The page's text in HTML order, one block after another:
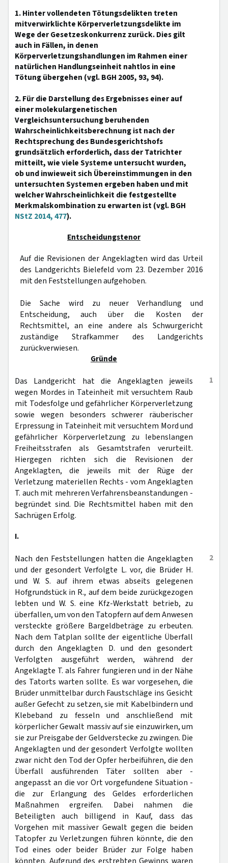
1. Hinter vollendeten Tötungsdelikten treten
mitverwirklichte Körperverletzungsdelikte im
Wege der Gesetzeskonkurrenz zurück. Dies gilt
auch in Fällen, in denen
Körperverletzungshandlungen im Rahmen einer
natürlichen Handlungseinheit nahtlos in eine
Tötung übergehen (vgl. BGH 2005, 93, 94).
2. Für die Darstellung des Ergebnisses einer auf
einer molekulargenetischen
Vergleichsuntersuchung beruhenden
Wahrscheinlichkeitsberechnung ist nach der
Rechtsprechung des Bundesgerichtshofs
grundsätzlich erforderlich, dass der Tatrichter
mitteilt, wie viele Systeme untersucht wurden,
ob und inwieweit sich Übereinstimmungen in den
untersuchten Systemen ergeben haben und mit
welcher Wahrscheinlichkeit die festgestellte
Merkmalskombination zu erwarten ist (vgl. BGH
NStZ 2014, 477).
Entscheidungstenor
Auf die Revisionen der Angeklagten wird das Urteil
des Landgerichts Bielefeld vom 23. Dezember 2016
mit den Feststellungen aufgehoben.
Die Sache wird zu neuer Verhandlung und
Entscheidung, auch über die Kosten der
Rechtsmittel, an eine andere als Schwurgericht
zuständige Strafkammer des Landgerichts
zurückverwiesen.
Gründe
1
Das Landgericht hat die Angeklagten jeweils
wegen Mordes in Tateinheit mit versuchtem Raub
mit Todesfolge und gefährlicher Körperverletzung
sowie wegen besonders schwerer räuberischer
Erpressung in Tateinheit mit versuchtem Mord und
gefährlicher Körperverletzung zu lebenslangen
Freiheitsstrafen als Gesamtstrafen verurteilt.
Hiergegen richten sich die Revisionen der
Angeklagten, die jeweils mit der Rüge der
Verletzung materiellen Rechts - vom Angeklagten
T. auch mit mehreren Verfahrensbeanstandungen -
begründet sind. Die Rechtsmittel haben mit den
Sachrügen Erfolg.
I.
2
Nach den Feststellungen hatten die Angeklagten
und der gesondert Verfolgte L. vor, die Brüder H.
und W. S. auf ihrem etwas abseits gelegenen
Hofgrundstück in R., auf dem beide zurückgezogen
lebten und W. S. eine Kfz-Werkstatt betrieb, zu
überfallen, um von den Tatopfern auf dem Anwesen
versteckte größere Bargeldbeträge zu erbeuten.
Nach dem Tatplan sollte der eigentliche Überfall
durch den Angeklagten D. und den gesondert
Verfolgten ausgeführt werden, während der
Angeklagte T. als Fahrer fungieren und in der Nähe
des Tatorts warten sollte. Es war vorgesehen, die
Brüder unmittelbar durch Faustschläge ins Gesicht
außer Gefecht zu setzen, sie mit Kabelbindern und
Klebeband zu fesseln und anschließend mit
körperlicher Gewalt massiv auf sie einzuwirken, um
sie zur Preisgabe der Geldverstecke zu zwingen. Die
Angeklagten und der gesondert Verfolgte wollten
zwar nicht den Tod der Opfer herbeiführen, die den
Überfall ausführenden Täter sollten aber -
angepasst an die vor Ort vorgefundene Situation -
die zur Erlangung des Geldes erforderlichen
Maßnahmen ergreifen. Dabei nahmen die
Beteiligten auch billigend in Kauf, dass das
Vorgehen mit massiver Gewalt gegen die beiden
Tatopfer zu Verletzungen führen könnte, die den
Tod eines oder beider Brüder zur Folge haben